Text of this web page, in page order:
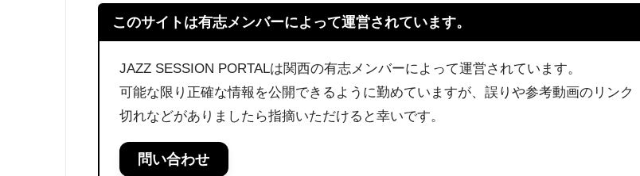
このサイトは有志メンバーによって運営されています。
JAZZ SESSION PORTALは関西の有志メンバーによって運営されています。
可能な限り正確な情報を公開できるように勤めていますが、誤りや参考動画のリンク
切れなどがありましたら指摘いただけると幸いです。
問い合わせ